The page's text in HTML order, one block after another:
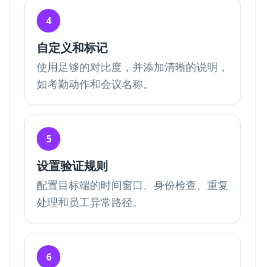
4
自定义和标记
使用足够的对比度，并添加清晰的说明，
如考勤动作和会议名称。
5
设置验证规则
配置目标端的时间窗口、身份检查、重复
处理和员工异常路径。
6